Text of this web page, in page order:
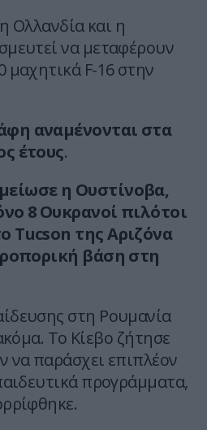
Ολλανδία και η
να μεταφέρουν
μαχητικά F-16 στην
αναμένονται στα
έτους.
η Ουστίνοβα,
8 Ουκρανοί πιλότοι
Tucson της Αριζόνα
βάση στη
στη Ρουμανία
Το Κίεβο ζήτησε
να παράσχει επιπλέον
προγράμματα,